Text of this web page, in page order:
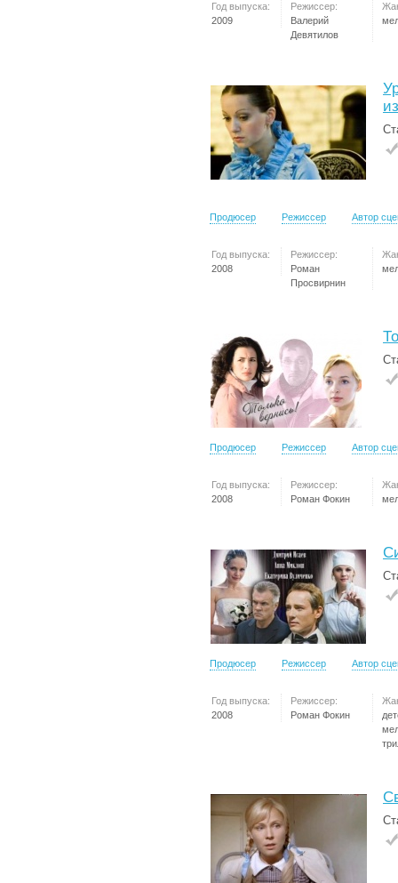
Год выпуска:
2009
Режиссер:
Валерий
Девятилов
Продюсер Режиссер Автор
Год выпуска:
2008
Режиссер:
Роман
Просвирнин
Продюсер Режиссер Автор
Год выпуска:
2008
Режиссер:
Роман Фокин
Продюсер Режиссер Автор
Год выпуска:
2008
Режиссер:
Роман Фокин